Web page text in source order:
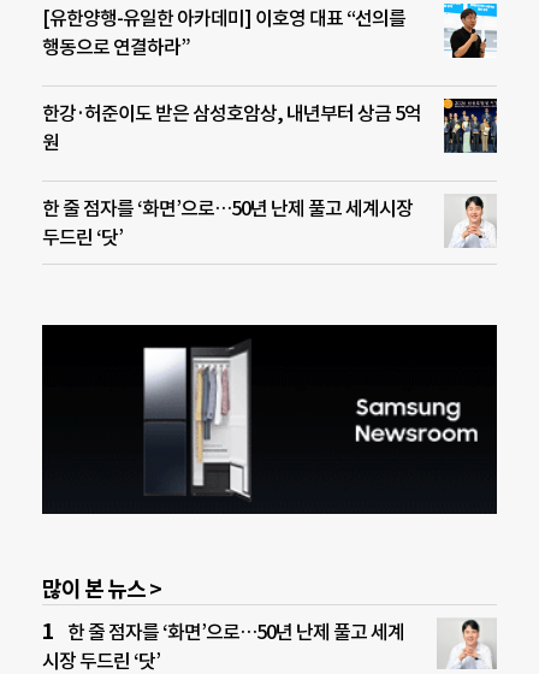
[유한양행-유일한 아카데미] 이호영 대표 “선의를
행동으로 연결하라”
한강·허준이도 받은 삼성호암상, 내년부터 상금 5억
원
한 줄 점자를 ‘화면’으로…50년 난제 풀고 세계시장
두드린 ‘닷’
많이 본 뉴스 >
한 줄 점자를 ‘화면’으로…50년 난제 풀고 세계
시장 두드린 ‘닷’